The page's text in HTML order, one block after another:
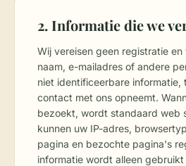
2. Informatie die we
Wij vereisen geen registratie en
naam, e-mailadres of andere
niet identificeerbare informatie,
contact met ons opneemt.
bezoekt, wordt standaard web
kunnen uw IP-adres,
pagina en bezochte pagina's
informatie wordt alleen